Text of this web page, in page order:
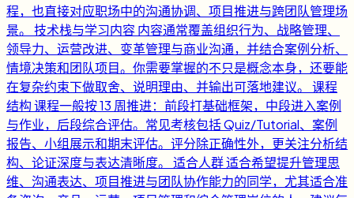
程，也直接对应职场中的沟通协调、项目推进与跨团队管理场
景。 技术栈与学习内容 内容通常覆盖组织行为、战略管理、
领导力、运营改进、变革管理与商业沟通，并结合案例分析、
情境决策和团队项目。你需要掌握的不只是概念本身，还要能
在复杂约束下做取舍、说明理由、并输出可落地建议。 课程
结构 课程一般按 13 周推进：前段打基础框架，中段进入案例
与作业，后段综合评估。常见考核包括 Quiz/Tutorial、案例
报告、小组展示和期末评估。评分除正确性外，更关注分析结
构、论证深度与表达清晰度。 适合人群 适合希望提升管理思
维、沟通表达、项目推进与团队协作能力的同学，尤其适合准